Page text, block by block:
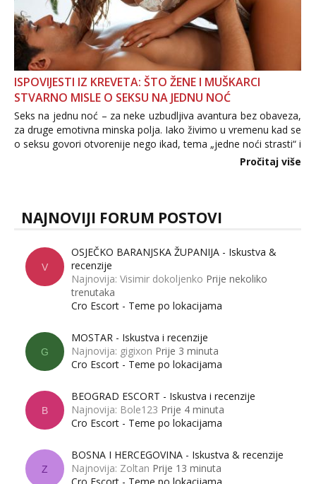
ISPOVIJESTI IZ KREVETA: ŠTO ŽENE I MUŠKARCI
STVARNO MISLE O SEKSU NA JEDNU NOĆ
Seks na jednu noć – za neke uzbudljiva avantura bez obaveza,
za druge emotivna minska polja. Iako živimo u vremenu kad se
o seksu govori otvorenije nego ikad, tema „jedne noći strasti“ i
dalje izaziva burne rasprave. Što zapravo misle žene, a što
Pročitaj više
NAJNOVIJI FORUM POSTOVI
V
OSJEČKO BARANJSKA ŽUPANIJA - Iskustva &
recenzije
Najnovija: Visimir dokoljenko Prije nekoliko
trenutaka
Cro Escort - Teme po lokacijama
G
MOSTAR - Iskustva i recenzije
Najnovija: gigixon Prije 3 minuta
Cro Escort - Teme po lokacijama
B
BEOGRAD ESCORT - Iskustva i recenzije
Najnovija: Bole123 Prije 4 minuta
Cro Escort - Teme po lokacijama
Z
BOSNA I HERCEGOVINA - Iskustva & recenzije
Najnovija: Zoltan Prije 13 minuta